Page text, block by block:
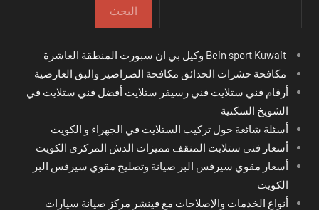
البحث
مكافحة حشرات الحدائق مكافحة الصراصير والبق العارضية
أرقام فني ستلايت فني رسيفر ستلايت أفضل فني ستلايت في
الشويخ السكنية
أسئلة شائعة حول تركيب الستلايت في الجهراء و الكويت
أسعار فني ستلايت المنقف مميزات الدش المركزي الكويت
أسعار مقوي سيرفس البر صيانة وتصليح مقوي سيرفس البر
الكويت
أنواع الخدمات والإصلاحات مع فينشر مركز صيانة سيارات